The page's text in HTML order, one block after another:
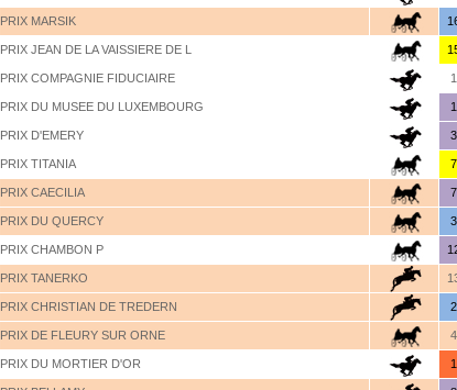
PRIX MARSIK
PRIX JEAN DE LA VAISSIERE DE L
PRIX COMPAGNIE FIDUCIAIRE 1
PRIX DU MUSEE DU LUXEMBOURG 1
PRIX D'EMERY 3
PRIX TITANIA 7
PRIX CAECILIA 7
PRIX DU QUERCY 3
PRIX CHAMBON P
PRIX TANERKO
PRIX CHRISTIAN DE TREDERN 2
PRIX DE FLEURY SUR ORNE 4
PRIX DU MORTIER D'OR 1